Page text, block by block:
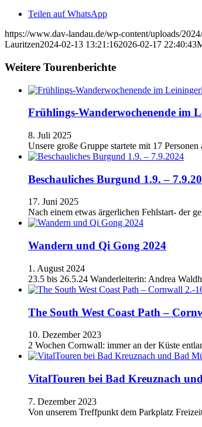
Teilen auf WhatsApp
https://www.dav-landau.de/wp-content/uploads/
Lauritzen2024-02-13 13:21:162026-02-17 22:40:43
Weitere Tourenberichte
Frühlings-Wanderwochenende im
8. Juli 2025
Unsere große Gruppe startete mit 17
Beschauliches Burgund 1.9. –
17. Juni 2025
Nach einem etwas ärgerlichen Fehlstart- der
Wandern und Qi Gong 2024
1. August 2024
23.5 bis 26.5.24 Wanderleiterin: Andrea
The South West Coast Path –
10. Dezember 2023
2 Wochen Cornwall: immer an der Küste
VitalTouren bei Bad Kreuznach
7. Dezember 2023
Von unserem Treffpunkt dem Parkplatz